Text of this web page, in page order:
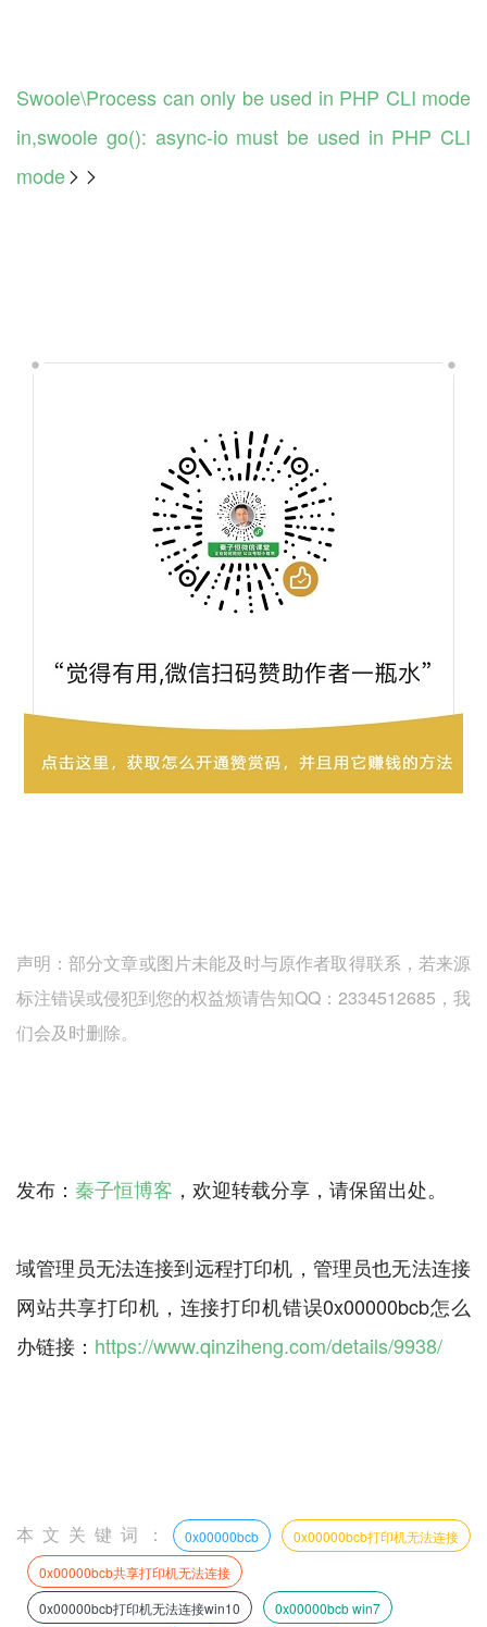
Swoole\Process can only be used in PHP CLI mode
in,swoole go(): async-io must be used in PHP CLI
mode 
声明：部分文章或图片未能及时与原作者取得联系，若来源
标注错误或侵犯到您的权益烦请告知QQ：2334512685，我
们会及时删除。
发布： 秦子恒博客 ，欢迎转载分享，请保留出处。
域管理员无法连接到远程打印机，管理员也无法连接
网站共享打印机，连接打印机错误0x00000bcb怎么
办链接： https://www.qinziheng.com/details/9938/
本文关键词： 0x00000bcb
0x00000bcb打印机无法连接
0x00000bcb共享打印机无法连接
0x00000bcb打印机无法连接win10
0x00000bcb win7